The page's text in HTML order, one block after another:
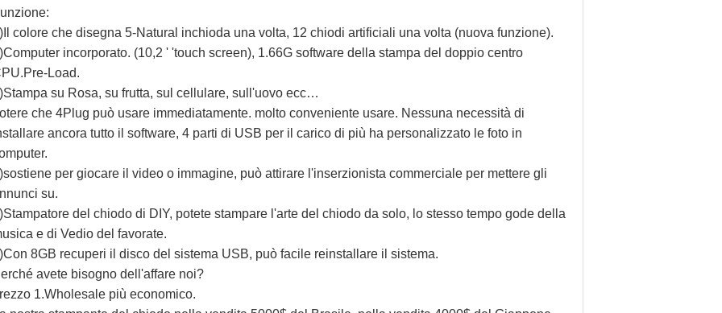
colore che disegna 5-Natural inchioda una volta, 12 chiodi artificiali una volta (nuova funzione).
incorporato. (10,2 ' 'touch screen), 1.66G software della stampa del doppio centro
Load.
su Rosa, su frutta, sul cellulare, sull'uovo ecc…
che 4Plug può usare immediatamente. molto conveniente usare. Nessuna necessità di
ancora tutto il software, 4 parti di USB per il carico di più ha personalizzato le foto in
per giocare il video o immagine, può attirare l'inserzionista commerciale per mettere gli
su.
del chiodo di DIY, potete stampare l'arte del chiodo da solo, lo stesso tempo gode della
e di Vedio del favorate.
8GB recuperi il disco del sistema USB, può facile reinstallare il sistema.
avete bisogno dell'affare noi?
1.Wholesale più economico.